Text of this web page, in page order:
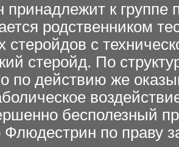
к группе
родственником
стеройдов с
стеройд. По
по действию же
бесполезный
Флюдестрин по праву